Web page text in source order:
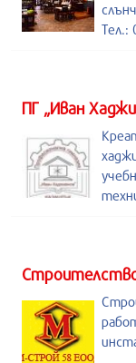
Тел.:
ПГ „Иван